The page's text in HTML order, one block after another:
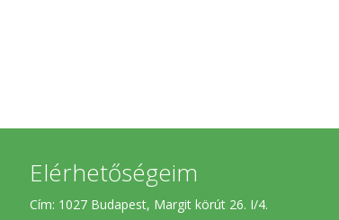
Elérhetőségeim
Cím: 1027 Budapest, Margit körút 26. I/4.